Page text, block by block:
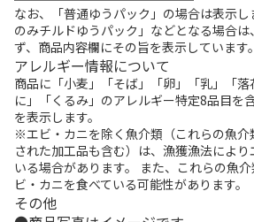
なお、「普通ゆうパック」の場合は表示
のみチルドゆうパック」などとなる場合
ず、商品内容欄にその旨を表示しています。
アレルギー情報について
商品に「小麦」「そば」「卵」「乳」「
に」「くるみ」のアレルギー特定8品目を
を表示します。
※エビ・カニを除く魚介類（これらの魚
された加工品も含む）は、漁獲漁法によ
いる場合があります。 また、これらの魚
ビ・カニを食べている可能性があります。
その他